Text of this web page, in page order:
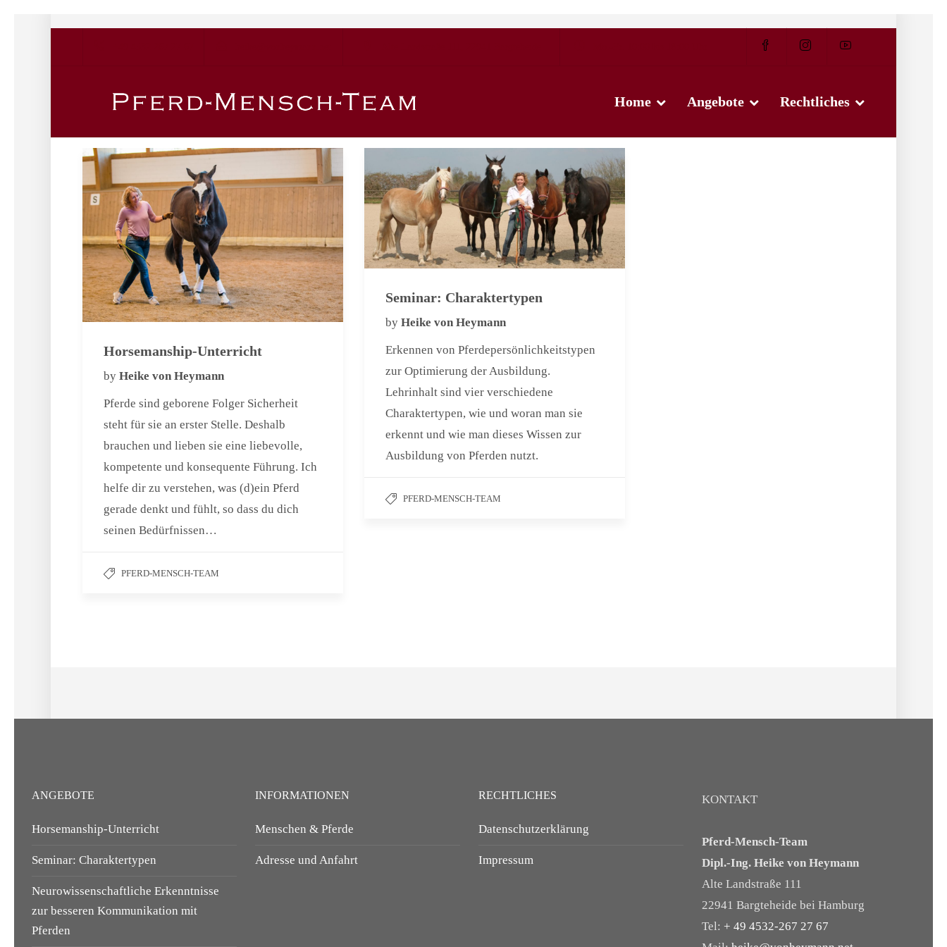
Home Angebote Rechtliches
Horsemanship-Unterricht
by Heike von Heymann
Pferde sind geborene Folger Sicherheit
steht für sie an erster Stelle. Deshalb
brauchen und lieben sie eine liebevolle,
kompetente und konsequente Führung. Ich
helfe dir zu verstehen, was (d)ein Pferd
gerade denkt und fühlt, so dass du dich
seinen Bedürfnissen…
PFERD-MENSCH-TEAM
Seminar: Charaktertypen
by Heike von Heymann
Erkennen von Pferdepersönlichkeitstypen
zur Optimierung der Ausbildung.
Lehrinhalt sind vier verschiedene
Charaktertypen, wie und woran man sie
erkennt und wie man dieses Wissen zur
Ausbildung von Pferden nutzt.
PFERD-MENSCH-TEAM
ANGEBOTE
Horsemanship-Unterricht
Seminar: Charaktertypen
Neurowissenschaftliche Erkenntnisse
zur besseren Kommunikation mit
Pferden
INFORMATIONEN
Menschen & Pferde
Adresse und Anfahrt
RECHTLICHES
Datenschutzerklärung
Impressum
KONTAKT
Pferd-Mensch-Team
Dipl.-Ing. Heike von Heymann
Alte Landstraße 111
22941 Bargteheide bei Hamburg
Tel: + 49 4532-267 27 67